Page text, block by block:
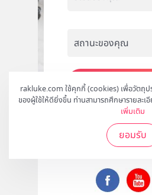
rakluke.com ใช้คุกกี้ (cookies) เพื่อวัตถุ
ของผู้ใช้ให้ดียิ่งขึ้น ท่านสามารถศึกษารายละเ
เพิ่มเติม
ยอมรับ
สมัคร
ติดตามเรา